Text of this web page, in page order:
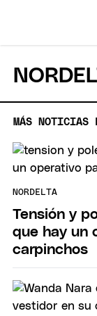
MÁS NOTICIAS
NORDELTA
Tensión y
que hay un
carpinchos